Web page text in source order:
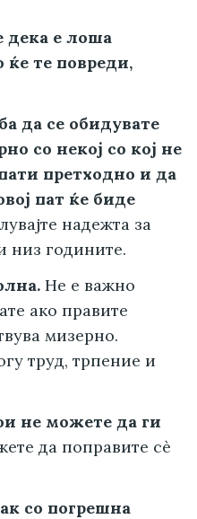
дека е лоша
ќе те повреди,
да се обидувате
со некој со кој не
претходно и да
пат ќе биде
надежта за
низ годините.
Не е важно
ако правите
мизерно.
труд, трпение и
не можете да ги
да поправите сè
со погрешна